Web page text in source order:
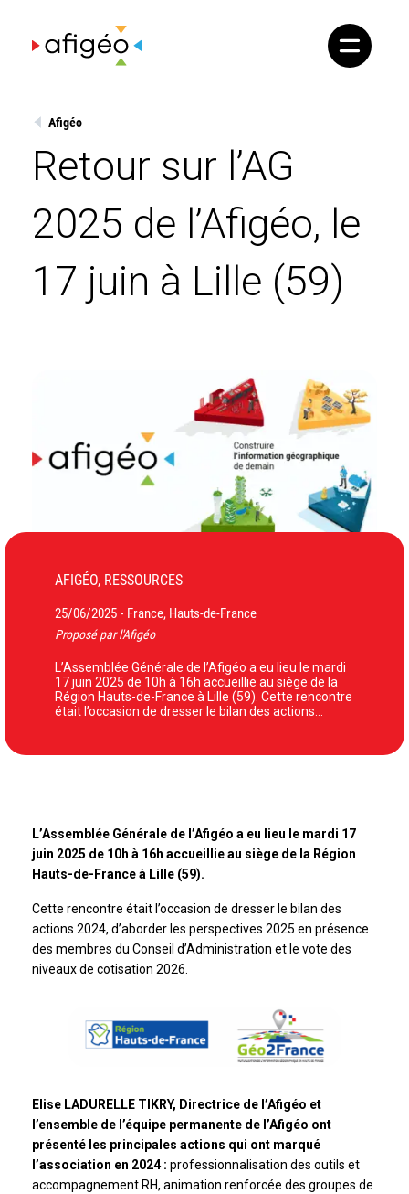
content
Afigéo
Retour sur l’AG
2025 de l’Afigéo, le
17 juin à Lille (59)
AFIGÉO, RESSOURCES
25/06/2025 - France, Hauts-de-France
Proposé par l'Afigéo
L’Assemblée Générale de l’Afigéo a eu lieu le mardi
17 juin 2025 de 10h à 16h accueillie au siège de la
Région Hauts-de-France à Lille (59). Cette rencontre
était l’occasion de dresser le bilan des actions…
L’Assemblée Générale de l’Afigéo a eu lieu le mardi 17
juin 2025 de 10h à 16h accueillieau siège de la Région
Hauts-de-France à Lille (59).
Cette rencontre était l’occasion de dresser le bilan des
actions 2024, d’aborder les perspectives 2025 en présence
des membres du Conseil d’Administration et le vote des
niveaux de cotisation 2026.
Elise LADURELLE TIKRY, Directrice de l’Afigéo et
l’ensemble de l’équipe permanente de l’Afigéo ont
présenté les principales actions qui ont marqué
l’association en 2024 : professionnalisation des outils et
accompagnement RH, animation renforcée des groupes de